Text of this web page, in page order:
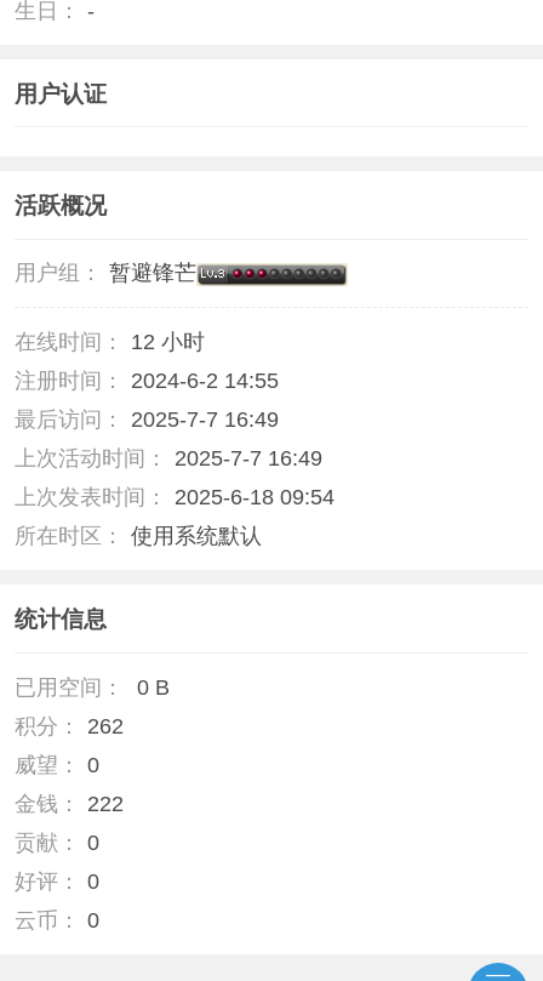
生日：
-
用户认证
活跃概况
用户组： 暂避锋芒
在线时间：
12 小时
注册时间：
2024-6-2 14:55
最后访问：
2025-7-7 16:49
上次活动时间：
2025-7-7 16:49
上次发表时间：
2025-6-18 09:54
所在时区：
使用系统默认
统计信息
已用空间：
0 B
积分：
262
威望：
0
金钱：
222
贡献：
0
好评：
0
云币：
0